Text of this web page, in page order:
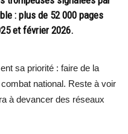
: plus de 52 000 pages
et février 2026.
sa priorité : faire de la
national. Reste à voir
à devancer des réseaux